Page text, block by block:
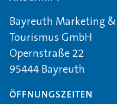
Bayreuth Marketing &
Tourismus GmbH
Opernstraße 22
95444 Bayreuth
ÖFFNUNGSZEITEN